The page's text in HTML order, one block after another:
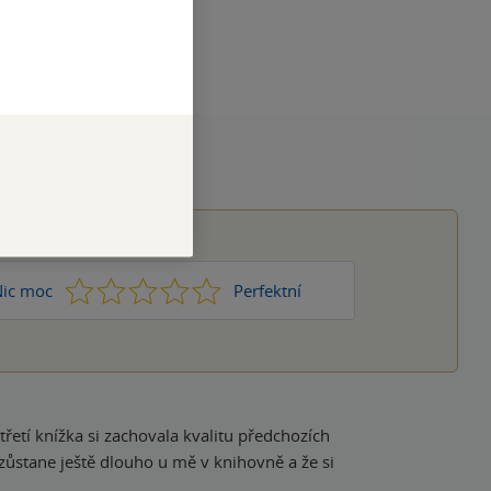
moc 1 2 3 4 Perfektní
5
knížka si zachovala kvalitu předchozích
ještě dlouho u mě v knihovně a že si